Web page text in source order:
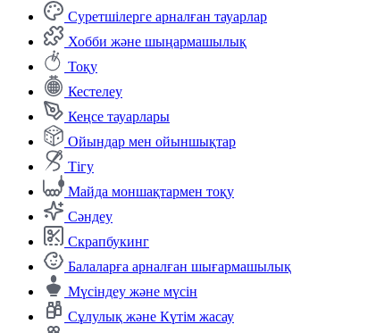
Суретшілерге арналған тауарлар
Хобби және шыңармашылық
Тоқу
Кестелеу
Кеңсе тауарлары
Ойындар мен ойыншықтар
Тігу
Майда моншақтармен тоқу
Сәндеу
Скрапбукинг
Балаларға арналған шығармашылық
Мүсіндеу және мүсін
Сұлулық және Күтім жасау